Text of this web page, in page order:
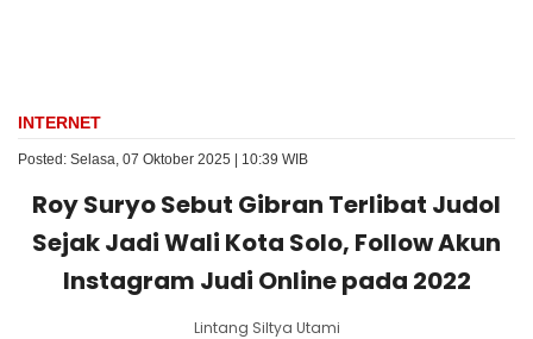
INTERNET
Posted: Selasa, 07 Oktober 2025 | 10:39 WIB
Roy Suryo Sebut Gibran Terlibat Judol
Sejak Jadi Wali Kota Solo, Follow Akun
Instagram Judi Online pada 2022
Lintang Siltya Utami